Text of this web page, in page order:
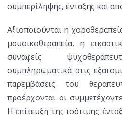
συμπερίληψης, ένταξης και
Αξιοποιούνται η
μουσικοθεραπεία, η
συναφείς
συμπληρωματικά στις
παρεμβάσεις του
προέρχονται οι
Η επίτευξη της ισότιμης